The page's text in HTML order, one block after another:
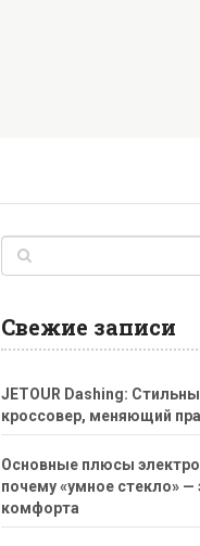
Свежие записи
JETOUR Dashing:
кроссовер, меняющий
Основные плюсы
почему «умное стекло» —
комфорта